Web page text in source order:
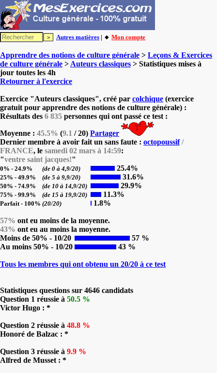
Autres matières | 🔸 Mon compte
Apprendre des notions de culture générale > Leçons & Exercices
de culture générale > Auteurs classiques > Statistiques mises à
jour toutes les 4h
Retourner à l'exercice
Exercice "Auteurs classiques", créé par colchique (exercice
gratuit pour apprendre des notions de culture générale) :
Résultats des 6 835 personnes qui ont passé ce test :
Moyenne : 45.5% (9.1 / 20) Partager
Dernier membre à avoir fait un sans faute : octopoussif/
FRANCE, le samedi 02 mars à 14:59:
"ventre saint jacques!"
0% - 24.9% (de 0 à 4,9/20) 25.4%
25% - 49.9% (de 5 à 9,9/20) 31.6%
50% - 74.9% (de 10 à 14,9/20) 29.9%
75% - 99.9% (de 15 à 19,9/20) 11.3%
Parfait - 100% (20/20) 1.8%
57% ont eu moins de la moyenne.
43% ont eu au moins la moyenne.
Moins de 50% - 10/20
57 %
Au moins 50% - 10/20
43 %
Tous les membres qui ont obtenu un 20/20 à ce test
Statistiques questions sur 4646 candidats
Question 1 réussie à 50.5 %
Victor Hugo : *
Question 2 réussie à 48.8 %
Honoré de Balzac : *
Question 3 réussie à 9.9 %
Alfred de Musset : *